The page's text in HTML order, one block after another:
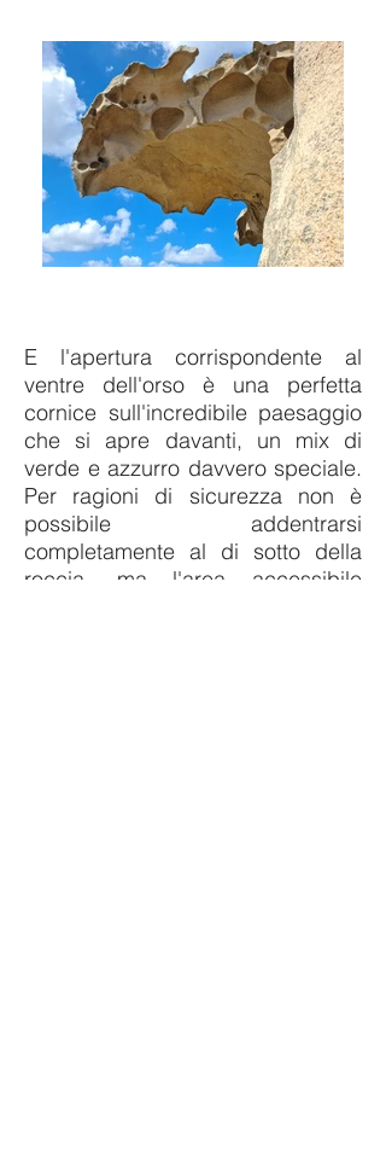
E l'apertura corrispondente al
ventre dell'orso è una perfetta
cornice sull'incredibile paesaggio
che si apre davanti, un mix di
verde e azzurro davvero speciale.
Per ragioni di sicurezza non è
possibile addentrarsi
completamente al di sotto della
roccia, ma l'area accessibile